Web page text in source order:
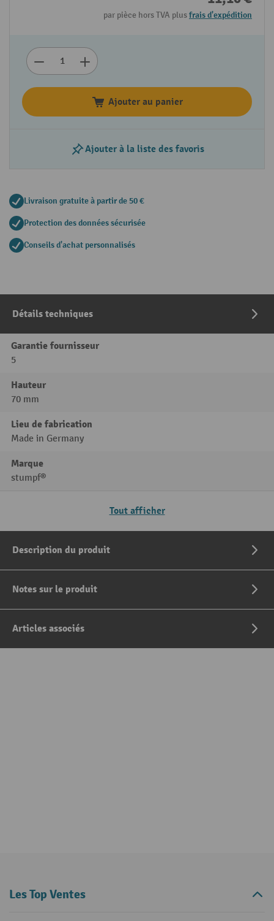
par pièce hors TVA plusfrais d'expédition
Ajouter au panier
Ajouter à la liste des favoris
Livraison gratuite à partir de 50 €
Protection des données sécurisée
Conseils d'achat personnalisés
Détails techniques
Garantie fournisseur
5
Hauteur
70 mm
Lieu de fabrication
Made in Germany
Marque
stumpf®
Tout afficher
Description du produit
Notes sur le produit
Articles associés
Les Top Ventes